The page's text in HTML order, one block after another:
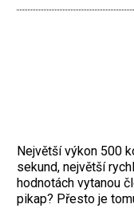
Největší výkon 500
sekund, největší
hodnotách vytanou
pikap? Přesto je